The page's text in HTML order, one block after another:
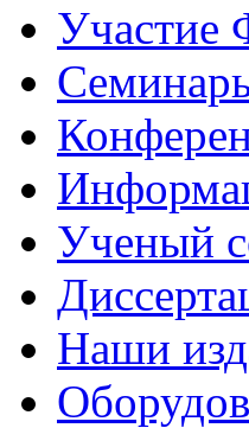
Ученый
Наши